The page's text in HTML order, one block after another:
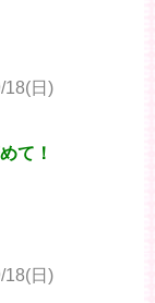
18(日)
て！
18(日)